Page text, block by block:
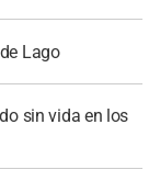
Lago
sin vida en los